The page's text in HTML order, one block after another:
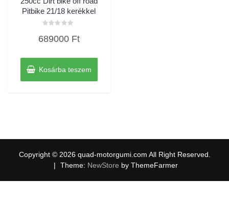
Pitbike 21/18 kerékkel
0
689000 Ft
Kosárba teszem
Copyright © 2026 quad-motorgumi.com All Right Reserved.
|
Theme: NewStore by ThemeFarmer